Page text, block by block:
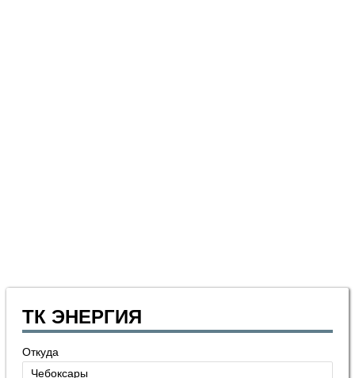
ТК ЭНЕРГИЯ
Откуда